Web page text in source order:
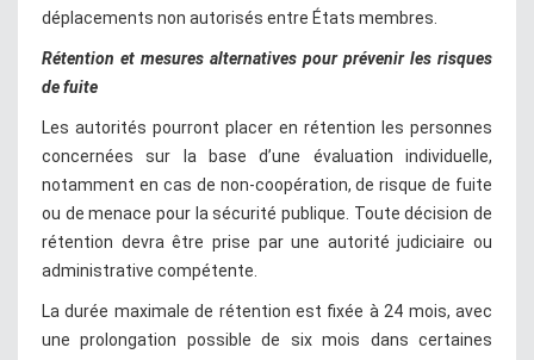
déplacements non autorisés entre États membres.
Rétention et mesures alternatives pour prévenir les risques
de fuite
Les autorités pourront placer en rétention les personnes
concernées sur la base d’une évaluation individuelle,
notamment en cas de non-coopération, de risque de fuite
ou de menace pour la sécurité publique. Toute décision de
rétention devra être prise par une autorité judiciaire ou
administrative compétente.
La durée maximale de rétention est fixée à 24 mois, avec
une prolongation possible de six mois dans certaines